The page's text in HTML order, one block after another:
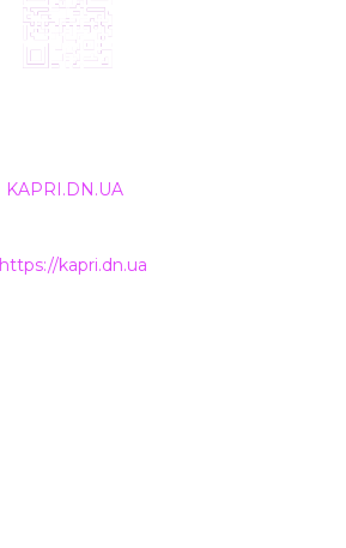
KAPRI.DN.UA
https://kapri.dn.ua